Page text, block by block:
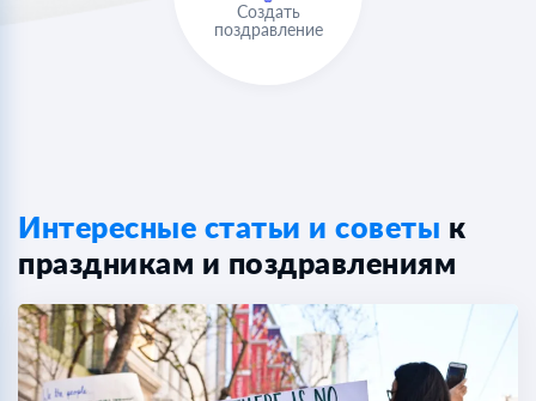
Создать
поздравление
Интересные статьи и советы к
праздникам и поздравлениям